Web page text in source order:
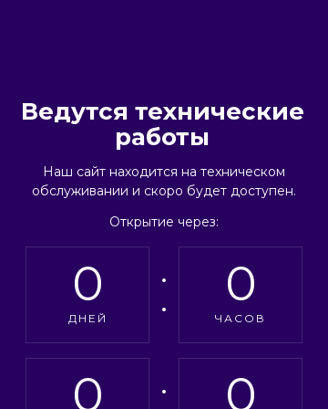
Ведутся технические
работы
Наш сайт находится на техническом
обслуживании и скоро будет доступен.
Открытие через:
0
ДНЕЙ
0
ЧАСОВ
0 0